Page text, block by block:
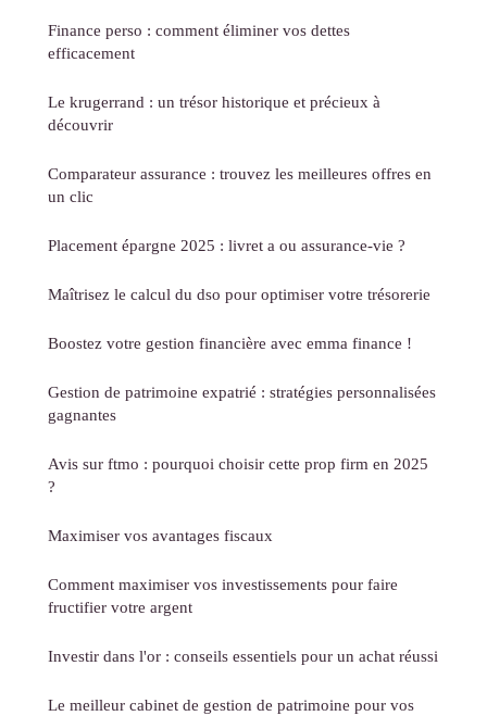
Finance perso : comment éliminer vos dettes
efficacement
Le krugerrand : un trésor historique et précieux à
découvrir
Comparateur assurance : trouvez les meilleures offres en
un clic
Placement épargne 2025 : livret a ou assurance-vie ?
Maîtrisez le calcul du dso pour optimiser votre trésorerie
Boostez votre gestion financière avec emma finance !
Gestion de patrimoine expatrié : stratégies personnalisées
gagnantes
Avis sur ftmo : pourquoi choisir cette prop firm en 2025
?
Maximiser vos avantages fiscaux
Comment maximiser vos investissements pour faire
fructifier votre argent
Investir dans l'or : conseils essentiels pour un achat réussi
Le meilleur cabinet de gestion de patrimoine pour vos